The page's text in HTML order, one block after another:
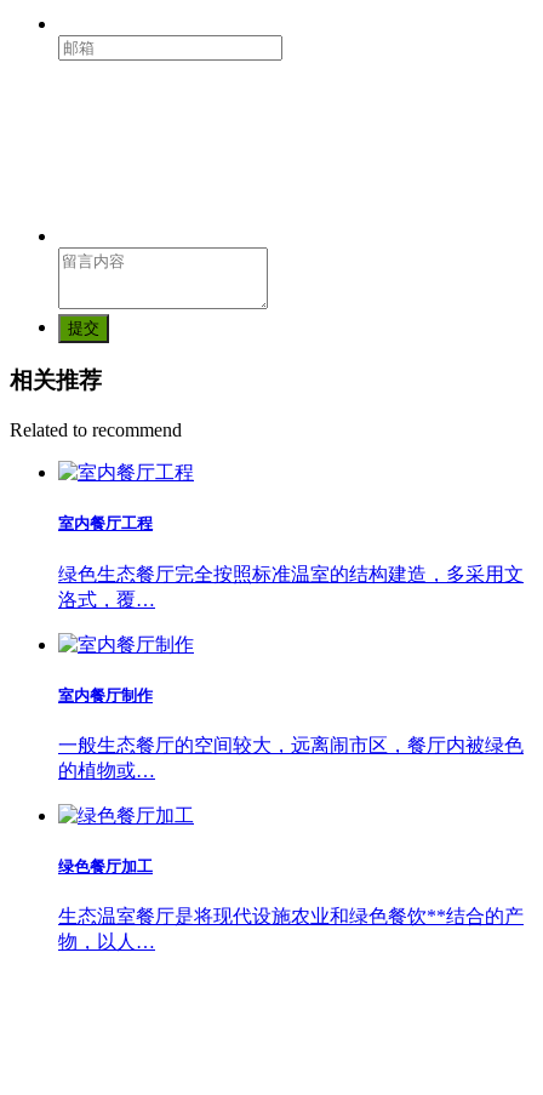
提交
相关推荐
Related to recommend
室内餐厅工程
绿色生态餐厅完全按照标准温室的结构建造，多采用文
洛式，覆…
室内餐厅制作
一般生态餐厅的空间较大，远离闹市区，餐厅内被绿色
的植物或…
绿色餐厅加工
生态温室餐厅是将现代设施农业和绿色餐饮**结合的产
物，以人…